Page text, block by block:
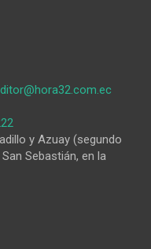
y Azuay (segundo
Sebastián, en la